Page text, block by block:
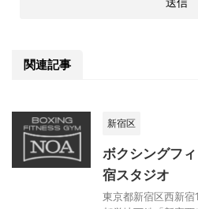
関連記事
新宿区
ボクシングフ
宿スタジオ
東京都新宿区西新